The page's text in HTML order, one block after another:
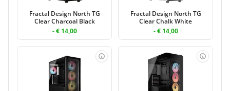
Fractal Design North TG
Clear Charcoal Black
- € 14,00
Fractal Design North TG
Clear Chalk White
- € 14,00